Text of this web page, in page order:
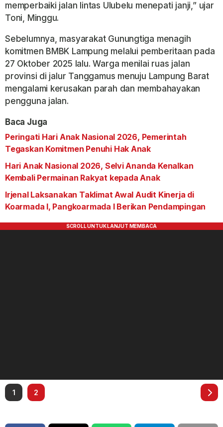
memperbaiki jalan lintas Ulubelu menepati janji,” ujar
Toni, Minggu.
Sebelumnya, masyarakat Gunungtiga menagih
komitmen BMBK Lampung melalui pemberitaan pada
27 Oktober 2025 lalu. Warga menilai ruas jalan
provinsi di jalur Tanggamus menuju Lampung Barat
mengalami kerusakan parah dan membahayakan
pengguna jalan.
Baca Juga
Peringati Hari Anak Nasional 2026, Pemerintah
Tegaskan Komitmen Penuhi Hak Anak
Hari Anak Nasional 2026, Selvi Ananda Kenalkan
Kembali Permainan Rakyat kepada Anak
Irjenal Laksanakan Taklimat Awal Audit Kinerja di
Koarmada I, Pangkoarmada I Berikan Pendampingan
1 2